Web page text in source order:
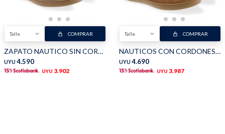
Talle COMPRAR
ZAPATO NAUTICO SIN CORDONES - Vison
UYU 4.590
UYU 3.902
Talle COMPRAR
NAUTICOS CON CORDONES - Camel
UYU 4.690
UYU 3.987